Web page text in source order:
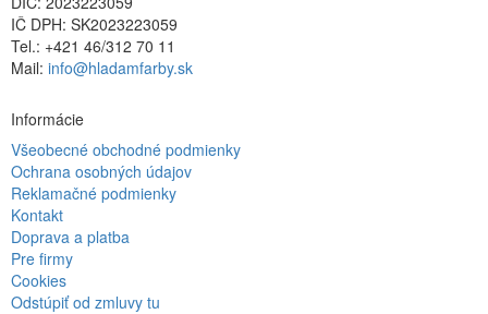
IČ DPH: SK2023223059
Tel.: +421 46/312 70 11
Mail: info@hladamfarby.sk
Informácie
Všeobecné obchodné podmienky
Ochrana osobných údajov
Reklamačné podmienky
Kontakt
Doprava a platba
Pre firmy
Cookies
Odstúpiť od zmluvy tu